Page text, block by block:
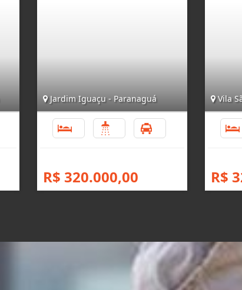
Jardim Iguaçu - Paranaguá
R$ 320.000,00
Vila
R$